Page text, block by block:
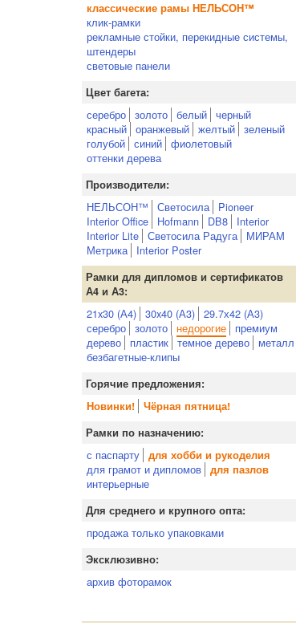
классические рамы НЕЛЬСОН™
клик-рамки
рекламные стойки, перекидные системы,
штендеры
световые панели
Цвет багета:
серебро золото белый черный
красный оранжевый желтый зеленый
голубой синий фиолетовый
оттенки дерева
Производители:
НЕЛЬСОН™ Светосила
Pioneer
Interior Office
Hofmann DB8
Interior
Interior Lite Светосила Радуга
МИРАМ
Метрика
Interior Poster
Рамки для дипломов и сертификатов
А4 и А3:
21x30 (А4) 30x40 (А3) 29.7х42 (А3)
серебро золото недорогие
премиум
дерево
пластик темное дерево
металл
безбагетные-клипы
Горячие предложения:
Новинки!
Чёрная пятница!
Рамки по назначению:
с паспарту для хобби и рукоделия
для грамот и дипломов для пазлов
интерьерные
Для среднего и крупного опта:
продажа только упаковками
Эксклюзивно:
архив фоторамок